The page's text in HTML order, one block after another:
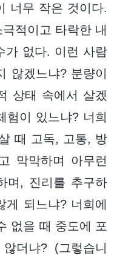
너무 작은 것이다.
적이고 타락한 내
가 없다. 이런 사람
않겠느냐? 분량이
상태 속에서 살겠
험이 있느냐? 너희
때 고독, 고통, 방
막막하며 아무런
며, 진리를 추구하
게 되느냐? 너희에
없을 때 중도에 포
더냐? (그렇습니